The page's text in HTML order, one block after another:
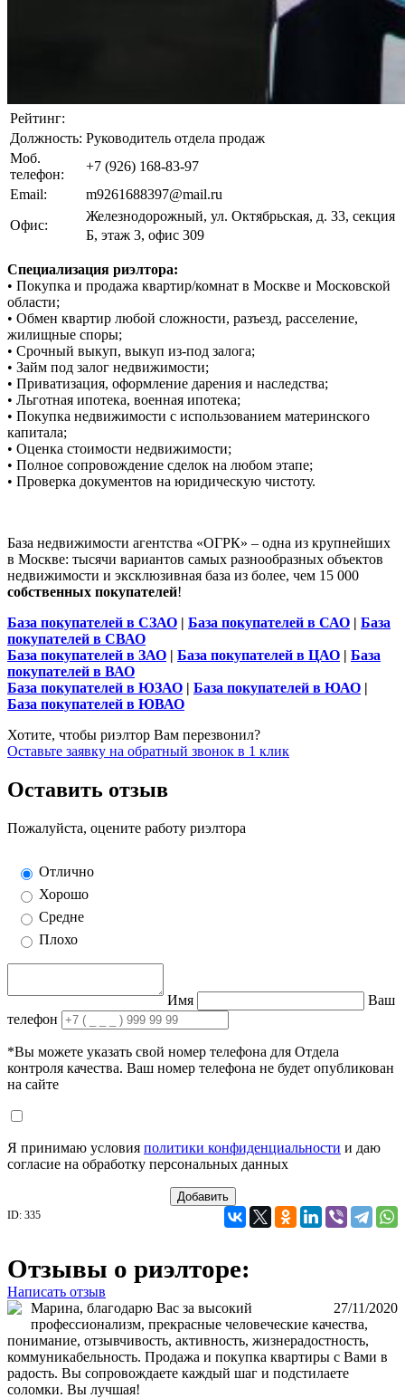
Рейтинг:
Должность: Руководитель отдела продаж
Моб.
телефон:
+7 (926) 168-83-97
Email:
m9261688397@mail.ru
Офис:
Железнодорожный, ул. Октябрьская, д. 33, секция
Б, этаж 3, офис 309
Специализация риэлтора:
• Покупка и продажа квартир/комнат в Москве и Московской
области;
• Обмен квартир любой сложности, разъезд, расселение,
жилищные споры;
• Срочный выкуп, выкуп из-под залога;
• Займ под залог недвижимости;
• Приватизация, оформление дарения и наследства;
• Льготная ипотека, военная ипотека;
• Покупка недвижимости с использованием материнского
капитала;
• Оценка стоимости недвижимости;
• Полное сопровождение сделок на любом этапе;
• Проверка документов на юридическую чистоту.
База недвижимости агентства «ОГРК» – одна из крупнейших
в Москве: тысячи вариантов самых разнообразных объектов
недвижимости и эксклюзивная база из более, чем 15 000
собственных покупателей!
База покупателей в СЗАО | База покупателей в САО | База
покупателей в СВАО
База покупателей в ЗАО | База покупателей в ЦАО | База
покупателей в ВАО
База покупателей в ЮЗАО | База покупателей в ЮАО |
База покупателей в ЮВАО
Хотите, чтобы риэлтор Вам перезвонил?
Оставьте заявку на обратный звонок в 1 клик
Оставить отзыв
Пожалуйста, оцените работу риэлтора
Отлично
Хорошо
Средне
Плохо
Имя
Ваш
телефон
*Вы можете указать свой номер телефона для Отдела
контроля качества. Ваш номер телефона не будет опубликован
на сайте
Я принимаю условия политики конфиденциальности и даю
согласие на обработку персональных данных
Добавить
Отзывы о риэлторе:
Написать отзыв
27/11/2020
ID: 335
Марина, благодарю Вас за высокий
профессионализм, прекрасные человеческие качества,
понимание, отзывчивость, активность, жизнерадостность,
коммуникабельность. Продажа и покупка квартиры с Вами в
радость. Вы сопровождаете каждый шаг и подстилаете
соломки. Вы лучшая!